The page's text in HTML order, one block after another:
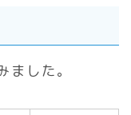
した。